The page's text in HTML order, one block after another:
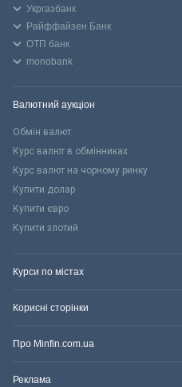
Укргазбанк
Райффайзен Банк
ОТП банк
monobank
Валютний аукціон
Обмін валют
Курс валют в обмінниках
Курс валют на чорному ринку
Купити долар
Купити євро
Купити злотий
Курси по містах
Корисні сторінки
Про Minfin.com.ua
Реклама